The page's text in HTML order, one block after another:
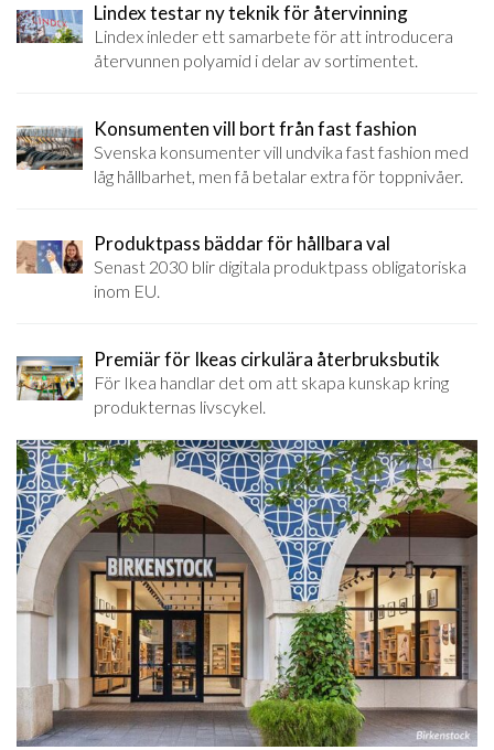
Lindex testar ny teknik för återvinning
Lindex inleder ett samarbete för att introducera
återvunnen polyamid i delar av sortimentet.
Konsumenten vill bort från fast fashion
Svenska konsumenter vill undvika fast fashion med
låg hållbarhet, men få betalar extra för toppnivåer.
Produktpass bäddar för hållbara val
Senast 2030 blir digitala produktpass obligatoriska
inom EU.
Premiär för Ikeas cirkulära återbruksbutik
För Ikea handlar det om att skapa kunskap kring
produkternas livscykel.